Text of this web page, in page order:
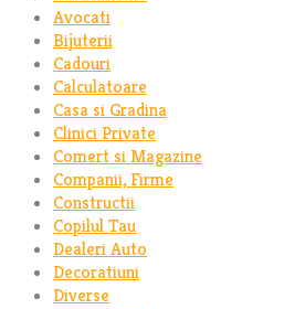
Avocati
Bijuterii
Cadouri
Calculatoare
Casa si Gradina
Clinici Private
Comert si Magazine
Companii, Firme
Constructii
Copilul Tau
Dealeri Auto
Decoratiuni
Diverse